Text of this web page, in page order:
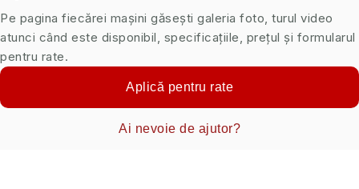
Pe pagina fiecărei mașini găsești galeria foto, turul video
atunci când este disponibil, specificațiile, prețul și formularul
pentru rate.
Aplică pentru rate
Ai nevoie de ajutor?